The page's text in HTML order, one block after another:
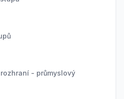
- průmyslový